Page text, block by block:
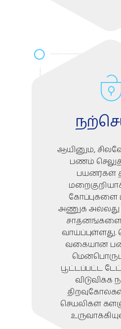
ஆயினும்,
பணம்
பயனர்கள்
கோப்புகளை
அணுக அல்லது
வகையான
பூட்டப்பட்ட
விடுவிக்க
செயலிகள்